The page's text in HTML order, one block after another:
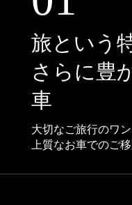
旅という
さらに豊
車
大切なご旅行のワ
上質なお車でのご